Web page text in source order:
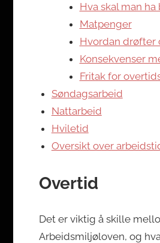
Hva skal man ha
Matpenger
Hvordan drøfter
Konsekvenser
Fritak for
Søndagsarbeid
Nattarbeid
Hviletid
Oversikt over
Overtid
Det er viktig å skille
Arbeidsmiljøloven, og